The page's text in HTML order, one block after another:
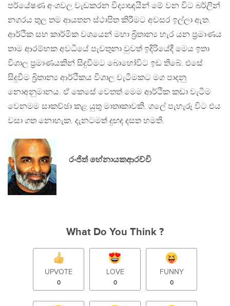
පර්යේෂණ අංශවල වැඩකරන විද්‍යාඥයින් මේ වන විට බර්ලින්
නගරය තුල තම ආයතන ස්ථාපිත කිරීමට අවසර ඉල්ලා ඇත.
ආර්ථික සහ කාර්මික වශයෙන් මහා බ්‍රිතාන්‍ය හැර යන ප්‍රමාණය
තාම ආරම්භක අවධියේ පැවතුනා වුවත් ඉදිරියේදී මෙය ඉතා
විශාල ප්‍රමාණයකින් සිදුවීමට බොහෝවිට ඉඩ තිබේ. එසේ
සිදුවීම බ්‍රිතාන්‍ය ආර්ථිකය විශාල වැටීමකට මග පාදනු
නොඅනුමානය. ඒ කෙසේ වෙතත් මෙම ආර්ථික කඩා වැටීම
වෙනමම සාකච්ඡා කළ යුතු මාතෘකාවකි. ගලේ පැහැරූ විට එය
වසා ගත නොහැක. දැනටමත් දුඟද දසත හමති.
රංජිත් හේනායකආරච්චි
What Do You Think ?
UPVOTE
0
LOVE
0
FUNNY
0